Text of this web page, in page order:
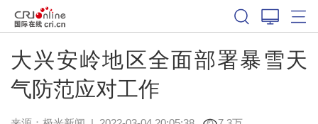
大兴安岭地区全面部署暴雪天
气防范应对工作